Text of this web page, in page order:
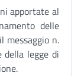
apportate al
delle
n.
legge di